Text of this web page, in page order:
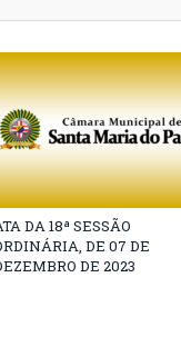
DA 18ª SESSÃO
DE 07 DE
DE 2023